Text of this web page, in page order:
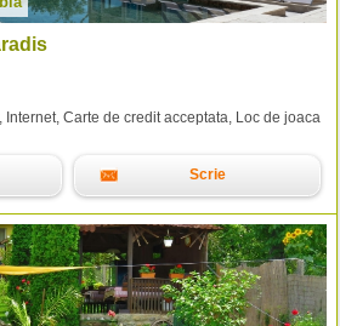
Internet, Carte de credit acceptata, Loc de joaca
Scrie